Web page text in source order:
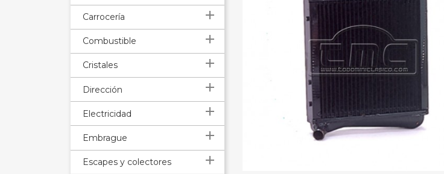
Carrocería 
Combustible 
Cristales 
Dirección 
Electricidad 
Embrague 
Escapes y colectores 